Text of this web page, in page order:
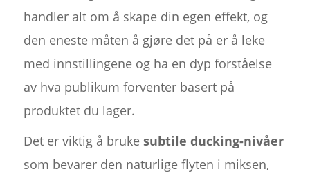
handler alt om å skape din egen effekt, og
den eneste måten å gjøre det på er å leke
med innstillingene og ha en dyp forståelse
av hva publikum forventer basert på
produktet du lager.
Det er viktig å bruke subtile ducking-nivåer
som bevarer den naturlige flyten i miksen,